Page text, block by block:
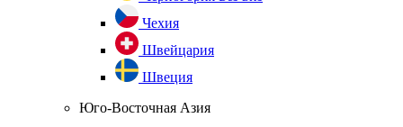
Чехия
Швейцария
Швеция
Юго-Восточная Азия